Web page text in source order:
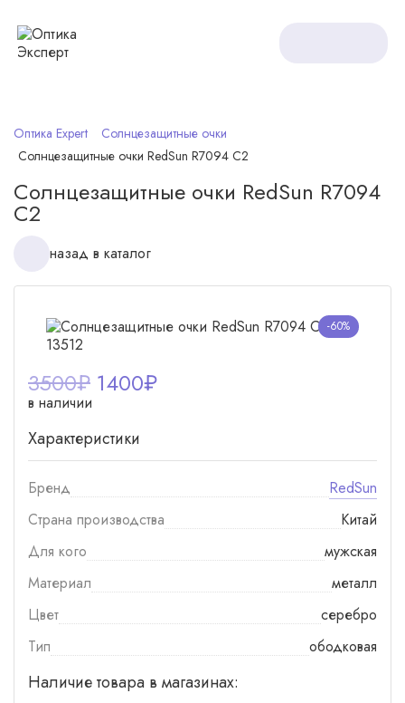
Оптика Expert
Солнцезащитные очки
Солнцезащитные очки RedSun R7094 C2
Солнцезащитные очки RedSun R7094
C2
назад в каталог
-60%
3500₽ 1400₽
в наличии
Характеристики
Бренд
RedSun
Страна производства
Китай
Для кого
мужская
Материал
металл
Цвет
серебро
Тип
ободковая
Наличие товара в магазинах: